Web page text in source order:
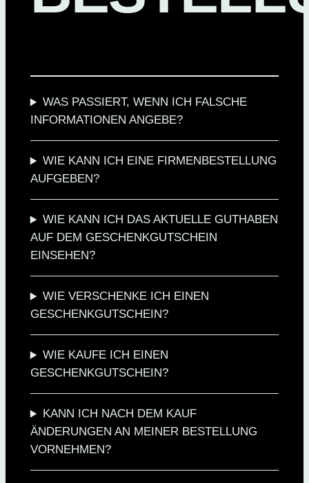
WAS PASSIERT, WENN ICH FALSCHE
INFORMATIONEN ANGEBE?
WIE KANN ICH EINE FIRMENBESTELLUNG
AUFGEBEN?
WIE KANN ICH DAS AKTUELLE GUTHABEN
AUF DEM GESCHENKGUTSCHEIN
EINSEHEN?
WIE VERSCHENKE ICH EINEN
GESCHENKGUTSCHEIN?
WIE KAUFE ICH EINEN
GESCHENKGUTSCHEIN?
KANN ICH NACH DEM KAUF
ÄNDERUNGEN AN MEINER BESTELLUNG
VORNEHMEN?